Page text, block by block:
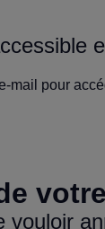
mail pour
vouloir